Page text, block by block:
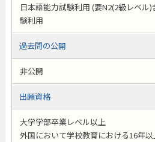
日本語能力試験利用 (要N2(2級レベル
験利用
過去問の公開
非公開
出願資格
大学学部卒業レベル以上
外国において学校教育における16年